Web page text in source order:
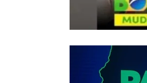
Arquibancada